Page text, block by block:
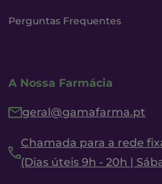
Perguntas Frequentes
A Nossa Farmácia
geral@gamafarma.pt
Chamada para a rede
(Dias úteis 9h - 20h |